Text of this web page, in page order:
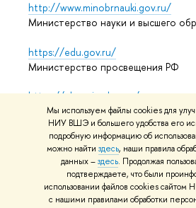
Мы используем файлы cookies для
НИУ ВШЭ и большего удобства его
подробную информацию об
можно найти здесь, наши правила
данных –здесь. Продолжая
подтверждаете, что были
использовании файлов cookies
с нашими правилами обработки
http://www.minobrnauki.gov.ru/
Министерство науки и высшего
https://edu.gov.ru/
Министерство просвещения РФ
https://elearning.hse.ru/mooc
Массовые открытые онлайн-курсы
© НИУ ВШЭ 1993–2026 Адреса и
использования материаловПолитика
Карта сайта